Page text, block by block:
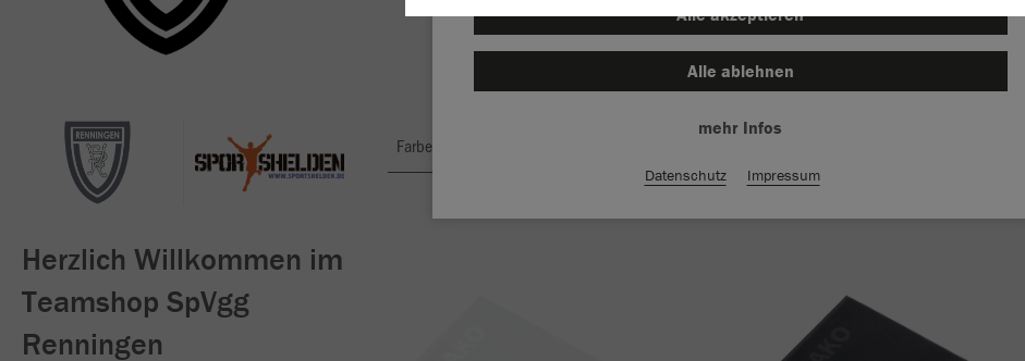
Herzlich Willkommen im
Teamshop SpVgg
Renningen
Farbe
Alle akzeptieren
Alle ablehnen
mehr Infos
Datenschutz Impressum